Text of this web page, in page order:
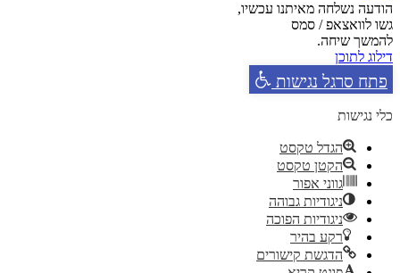
הודעה נשלחה מאיתנו עכשיו,
גשו לוואצאפ / סמס
להמשך שיחה.
דילוג לתוכן
פתח סרגל נגישות
כלי נגישות
הגדל טקסט
הקטן טקסט
גווני אפור
ניגודיות גבוהה
ניגודיות הפוכה
רקע בהיר
הדגשת קישורים